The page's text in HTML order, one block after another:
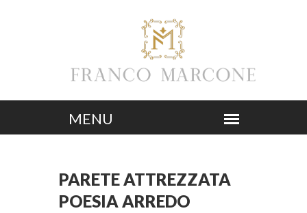
PARETE ATTREZZATA
POESIA ARREDO